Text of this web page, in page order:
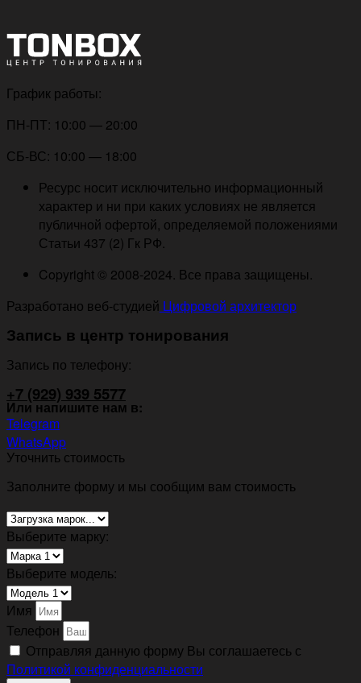
График работы:
ПН-ПТ: 10:00 — 20:00
СБ-ВС: 10:00 — 18:00
Ресурс носит исключительно информационный
характер и ни при каких условиях не является
публичной офертой, определяемой положениями
Статьи 437 (2) Гк РФ.
Copyright © 2008-2024. Все права защищены.
Разработано веб-студией Цифровой архитектор
Запись в центр тонирования
Запись по телефону:
+7 (929) 939 5577
Или напишите нам в:
Telegram
WhatsApp
Уточнить стоимость
Заполните форму и мы сообщим вам стоимость
Выберите марку:
Выберите модель:
Имя
Телефон
Отправляя данную форму Вы соглашаетесь с
Политикой конфиденциальности